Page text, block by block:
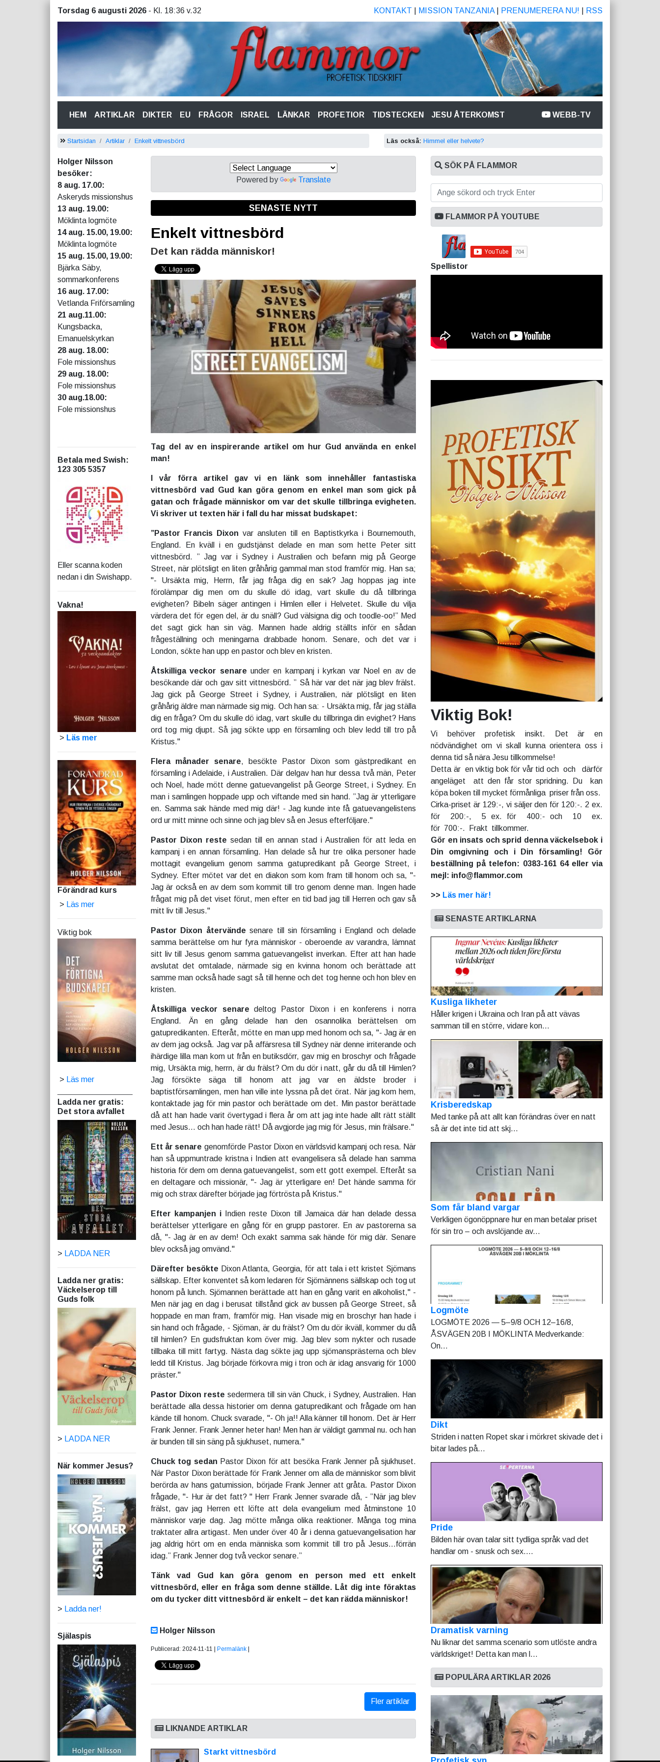
Torsdag 6 augusti 2026 - Kl. 18:36 v.32 KONTAKT MISSION TANZANIA| PRENUMERERA NU! RSS
HEM(CURRENT)
ARTIKLAR DIKTER EU FRÅGOR ISRAEL LÄNKAR PROFETIOR TIDSTECKEN JESU ÅTERKOMST WEBB-TV
Startsidan Artiklar Enkelt vittnesbörd Läs också: Himmel eller helvete?
Holger Nilsson
besöker:
8 aug. 17.00:
Askeryds missionshus
13 aug. 19.00:
Möklinta logmöte
14 aug. 15.00, 19.00:
Möklinta logmöte
15 aug. 15.00, 19.00:
Bjärka Säby,
sommarkonferens
16 aug. 17.00:
Vetlanda Friförsamling
21 aug.11.00:
Kungsbacka,
Emanuelskyrkan
28 aug. 18.00:
Fole missionshus
29 aug. 18.00:
Fole missionshus
30 aug.18.00:
Fole missionshus
Betala med Swish:
123 305 5357
Eller scanna koden
nedan i din Swishapp.
Vakna!
> Läs mer
Förändrad kurs
> Läs mer
Viktig bok
> Läs mer
Ladda ner gratis:
Det stora avfallet
> LADDA NER
Ladda ner gratis:
Väckelserop till
Guds folk
> LADDA NER
När kommer Jesus?
> Ladda ner!
Själaspis
Powered by Translate
SENASTE NYTT
Enkelt vittnesbörd
Det kan rädda människor!
Tag del av en inspirerande artikel om hur Gud använda en enkel
man!
I vår förra artikel gav vi en länk som innehåller fantastiska
vittnesbörd vad Gud kan göra genom en enkel man som gick på
gatan och frågade människor om var det skulle tillbringa evigheten.
Vi skriver ut texten här i fall du har missat budskapet:
”Pastor Francis Dixon var ansluten till en Baptistkyrka i Bournemouth,
England. En kväll i en gudstjänst delade en man som hette Peter sitt
vittnesbörd. ” Jag var i Sydney i Australien och befann mig på George
Street, när plötsligt en liten gråhårig gammal man stod framför mig. Han sa;
"- Ursäkta mig, Herrn, får jag fråga dig en sak? Jag hoppas jag inte
förolämpar dig men om du skulle dö idag, vart skulle du då tillbringa
evigheten? Bibeln säger antingen i Himlen eller i Helvetet. Skulle du vilja
värdera det för egen del, är du snäll? Gud välsigna dig och toodle-oo!” Med
det sagt gick han sin väg. Mannen hade aldrig ställts inför en sådan
frågeställning och meningarna drabbade honom. Senare, och det var i
London, sökte han upp en pastor och blev en kristen.
Åtskilliga veckor senare under en kampanj i kyrkan var Noel en av de
besökande där och gav sitt vittnesbörd. ” Så här var det när jag blev frälst.
Jag gick på George Street i Sydney, i Australien, när plötsligt en liten
gråhårig äldre man närmade sig mig. Och han sa: - Ursäkta mig, får jag ställa
dig en fråga? Om du skulle dö idag, vart skulle du tillbringa din evighet? Hans
ord tog mig djupt. Så jag sökte upp en församling och blev ledd till tro på
Kristus."
Flera månader senare, besökte Pastor Dixon som gästpredikant en
församling i Adelaide, i Australien. Där delgav han hur dessa två män, Peter
och Noel, hade mött denne gatuevangelist på George Street, i Sydney. En
man i samlingen hoppade upp och viftande med sin hand. ”Jag är ytterligare
en. Samma sak hände med mig där! - Jag kunde inte få gatuevangelistens
ord ur mitt minne och sinne och jag blev så en Jesus efterföljare."
Pastor Dixon reste sedan till en annan stad i Australien för att leda en
kampanj i en annan församling. Han delade så hur tre olika personer hade
mottagit evangelium genom samma gatupredikant på George Street, i
Sydney. Efter mötet var det en diakon som kom fram till honom och sa, "-
Jag är också en av dem som kommit till tro genom denne man. Ingen hade
frågat mig på det viset förut, men efter en tid bad jag till Herren och gav så
mitt liv till Jesus."
Pastor Dixon återvände senare till sin församling i England och delade
samma berättelse om hur fyra människor - oberoende av varandra, lämnat
sitt liv till Jesus genom samma gatuevangelist inverkan. Efter att han hade
avslutat det omtalade, närmade sig en kvinna honom och berättade att
samme man också hade sagt så till henne och det tog henne och hon blev en
kristen.
Åtskilliga veckor senare deltog Pastor Dixon i en konferens i norra
England. Än en gång delade han den osannolika berättelsen om
gatupredikanten. Efteråt, mötte en man upp med honom och sa, "- Jag är en
av dem jag också. Jag var på affärsresa till Sydney när denne irriterande och
ihärdige lilla man kom ut från en butiksdörr, gav mig en broschyr och frågade
mig, Ursäkta mig, herrn, är du frälst? Om du dör i natt, går du då till Himlen?
Jag försökte säga till honom att jag var en äldste broder i
baptistförsamlingen, men han ville inte lyssna på det örat. När jag kom hem,
kontaktade jag för min pastor och berättade om det. Min pastor berättade
då att han hade varit övertygad i flera år om att jag inte hade allt rätt ställt
med Jesus… och han hade rätt! Då avgjorde jag mig för Jesus, min frälsare."
Ett år senare genomförde Pastor Dixon en världsvid kampanj och resa. När
han så uppmuntrade kristna i Indien att evangelisera så delade han samma
historia för dem om denna gatuevangelist, som ett gott exempel. Efteråt sa
en deltagare och missionär, "- Jag är ytterligare en! Det hände samma för
mig och strax därefter började jag förtrösta på Kristus."
Efter kampanjen i Indien reste Dixon till Jamaica där han delade dessa
berättelser ytterligare en gång för en grupp pastorer. En av pastorerna sa
då, "- Jag är en av dem! Och exakt samma sak hände för mig där. Senare
blev också jag omvänd."
Därefter besökte Dixon Atlanta, Georgia, för att tala i ett kristet Sjömans
sällskap. Efter konventet så kom ledaren för Sjömännens sällskap och tog ut
honom på lunch. Sjömannen berättade att han en gång varit en alkoholist," -
Men när jag en dag i berusat tillstånd gick av bussen på George Street, så
hoppade en man fram, framför mig. Han visade mig en broschyr han hade i
sin hand och frågade, - Sjöman, är du frälst? Om du dör ikväll, kommer du då
till himlen? En gudsfruktan kom över mig. Jag blev som nykter och rusade
tillbaka till mitt fartyg. Nästa dag sökte jag upp sjömansprästerna och blev
ledd till Kristus. Jag började förkovra mig i tron och är idag ansvarig för 1000
präster."
Pastor Dixon reste sedermera till sin vän Chuck, i Sydney, Australien. Han
berättade alla dessa historier om denna gatupredikant och frågade om han
kände till honom. Chuck svarade, "- Oh ja!! Alla känner till honom. Det är Herr
Frank Jenner. Frank Jenner heter han! Men han är väldigt gammal nu. och han
är bunden till sin säng på sjukhuset, numera."
Chuck tog sedan Pastor Dixon för att besöka Frank Jenner på sjukhuset.
När Pastor Dixon berättade för Frank Jenner om alla de människor som blivit
berörda av hans gatumission, började Frank Jenner att gråta. Pastor Dixon
frågade, "- Hur är det fatt? " Herr Frank Jenner svarade då, - ”När jag blev
frälst, gav jag Herren ett löfte att dela evangelium med åtminstone 10
människor varje dag. Jag mötte många olika reaktioner. Många tog mina
traktater allra artigast. Men under över 40 år i denna gatuevangelisation har
jag aldrig hört om en enda människa som kommit till tro på Jesus…förrän
idag.” Frank Jenner dog två veckor senare.”
Tänk vad Gud kan göra genom en person med ett enkelt
vittnesbörd, eller en fråga som denne ställde. Låt dig inte föraktas
om du tycker ditt vittnesbörd är enkelt – det kan rädda människor!
Holger Nilsson
Publicerad: 2024-11-11 | Permalänk |
Fler artiklar
LIKNANDE ARTIKLAR
Starkt vittnesbörd
SÖK PÅ FLAMMOR
FLAMMOR PÅ YOUTUBE
Spellistor
Viktig Bok!
Vi behöver profetisk insikt. Det är en
nödvändighet om vi skall kunna orientera oss i
denna tid så nära Jesu tillkommelse!
Detta är en viktig bok för vår tid och och därför
angeläget att den får stor spridning. Du kan
köpa boken till mycket förmånliga priser från oss.
Cirka-priset är 129:-, vi säljer den för 120:-. 2 ex.
för 200:-, 5 ex. för 400:- och 10 ex.
för 700:-. Frakt tillkommer.
Gör en insats och sprid denna väckelsebok i
Din omgivning och i Din församling! Gör
beställning på telefon: 0383-161 64 eller via
mejl: info@flammor.com
>> Läs mer här!
SENASTE ARTIKLARNA
Kusliga likheter
Håller krigen i Ukraina och Iran på att vävas
samman till en större, vidare kon...
Krisberedskap
Med tanke på att allt kan förändras över en natt
så är det inte tid att skj...
Som får bland vargar
Verkligen ögonöppnare hur en man betalar priset
för sin tro – och avslöjande av...
Logmöte
LOGMÖTE 2026 — 5–9/8 OCH 12–16/8,
ÅSVÄGEN 20B I MÖKLINTA Medverkande:
On...
Dikt
Striden i natten Ropet skar i mörkret skivade det i
bitar lades på...
Pride
Bilden här ovan talar sitt tydliga språk vad det
handlar om - snusk och sex....
Dramatisk varning
Nu liknar det samma scenario som utlöste andra
världskriget! Detta kan man l...
POPULÄRA ARTIKLAR 2026